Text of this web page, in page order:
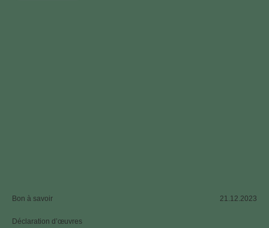
Bon à savoir 21.12.2023
Déclaration d’œuvres